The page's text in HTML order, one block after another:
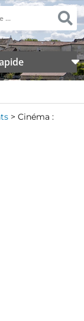
> Cinéma :